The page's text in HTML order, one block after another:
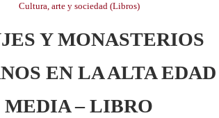
Cultura, arte y sociedad (Libros)
Y MONASTERIOS
EN LA ALTA EDAD
MEDIA – LIBRO